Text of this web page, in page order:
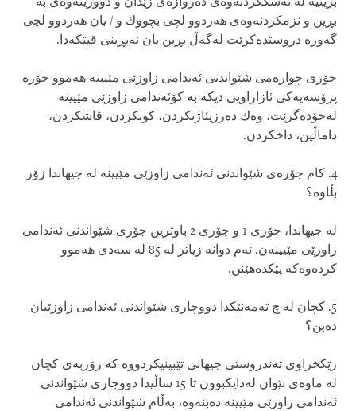
بڕین و نزمكردنه‌وه‌ی‌ هه‌ردوو لچی‌ بچووك و / یان هه‌ردوو لچی‌
گه‌وره‌ دروستده‌كرێت له‌گه‌ڵ‌ بڕین یان نه‌بڕینی‌ قیتكه‌دا.
جۆری‌ چواره‌می شێواندنی‌ ئه‌ندامی‌ زاوزێی مێیینه‌ هه‌موو جۆره‌
پرۆسه‌یه‌كی‌ ئازاراویی دیكه‌ به‌ كۆئه‌ندامی‌ زاوزێی مێیینه‌
له‌خۆده‌گرێت، وه‌ك ده‌رزیئاژنكردن، كونكردن، قاشكردن،
داماڵین، داخكردن.
4. كام جۆره‌ی‌ شێواندنی‌ ئه‌ندامی‌ زاوزێی مێیینه‌ له‌ جیهاندا زۆر
بڵاوه‌؟
له‌ جیهاندا، جۆری‌ 1 و جۆری‌ 2 باوترین جۆری‌ شێواندنی‌ ئه‌ندامی‌
زاوزێی مێیینه‌ن. ئه‌م دوانه‌ زیاتر له‌ 85 له‌ سه‌دی‌ هه‌موو
كرده‌وه‌كه‌ پێكده‌هێنن.
5. كچان له‌ چ ته‌مه‌نێكدا دووچاری‌ شێواندنی‌ ئه‌ندامی‌ زاوزێیان
ده‌بن؟
رێكخراوی‌ ته‌ندروستی‌ جیهانی‌ تێبینیكردووه‌ كه‌ زۆربه‌ی‌ كچان
له‌ ماوه‌ی‌ نێوان له‌دایكبوون تا 15 ساڵیدا دووچاری‌ شێواندنی‌
ئه‌ندامی‌ زاوزێی مێیینه‌ ده‌بنه‌وه‌، به‌ڵام شێواندنی‌ ئه‌ندامی‌